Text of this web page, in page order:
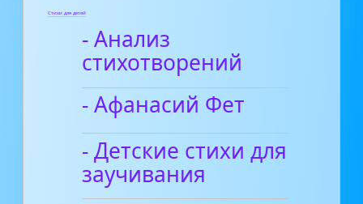
Стихи для детей
- Анализ
стихотворений
- Афанасий Фет
- Детские стихи для
заучивания